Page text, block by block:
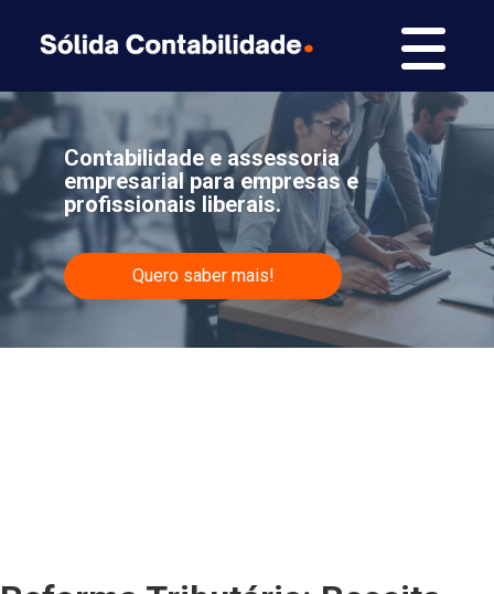
Contabilidade e assessoria
empresarial para empresas e
profissionais liberais.
Quero saber mais!